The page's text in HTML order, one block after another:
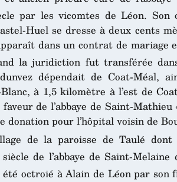
par les vicomtes de Léon.
Huel se dresse à deux cents
dans un contrat de mariage
la juridiction fut transférée
dépendait de Coat-Méal,
à 1,5 kilomètre à l’est de
de l’abbaye de Saint-
pour l’hôpital voisin de
de la paroisse de Taulé
de l’abbaye de Saint-
été octroié à Alain de Léon par